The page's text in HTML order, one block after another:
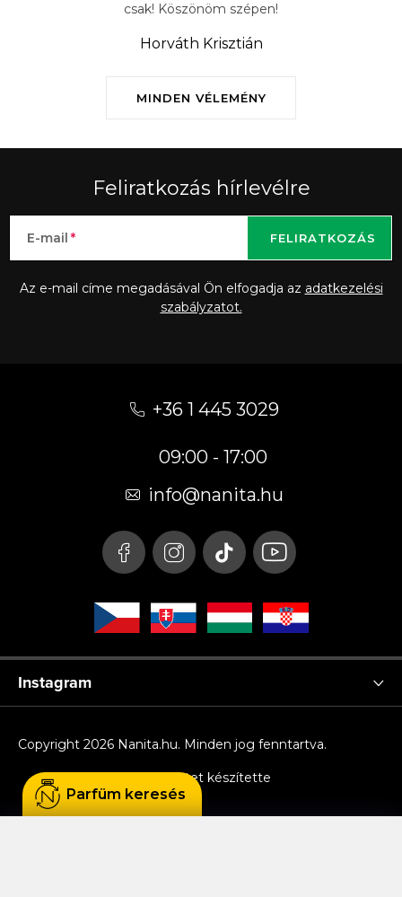
MINDEN VÉLEMÉNY
csak! Köszönöm szépen!
Horváth Krisztián
Feliratkozás hírlevélre
E-mail
Az e-mail címe megadásával Ön elfogadja az adatkezelési
szabályzatot.
FELIRATKOZÁS
+36 1 445 3029
09:00 - 17:00
info@nanita.hu
Instagram
Shoptet készítette
Copyright 2026 Nanita.hu. Minden jog fenntartva.
Parfüm keresés